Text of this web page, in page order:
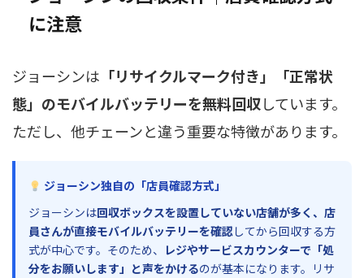
に注意
ジョーシンは 「リサイクルマーク付き」「正常状
態」のモバイルバッテリーを無料回収しています。
ただし、他チェーンと違う重要な特徴があります。
ジョーシン独自の「店員確認方式」
ジョーシンは回収ボックスを設置していない店舗が多く、店
員さんが直接モバイルバッテリーを確認してから回収する方
式が中心です。そのため、 レジやサービスカウンターで「処
分をお願いします」と声をかけるのが基本になります。リサ